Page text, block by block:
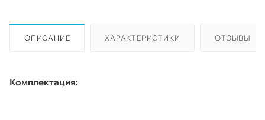
ОПИСАНИЕ ХАРАКТЕРИСТИКИ ОТЗЫВЫ
Комплектация: